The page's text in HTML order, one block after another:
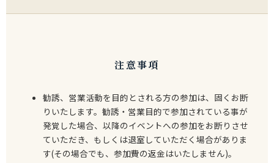
注意事項
勧誘、営業活動を目的とされる方の参加は、固くお断
りいたします。勧誘・営業目的で参加されている事が
発覚した場合、以降のイベントへの参加をお断りさせ
ていただき、もしくは退室していただく場合がありま
す(その場合でも、参加費の返金はいたしません)。